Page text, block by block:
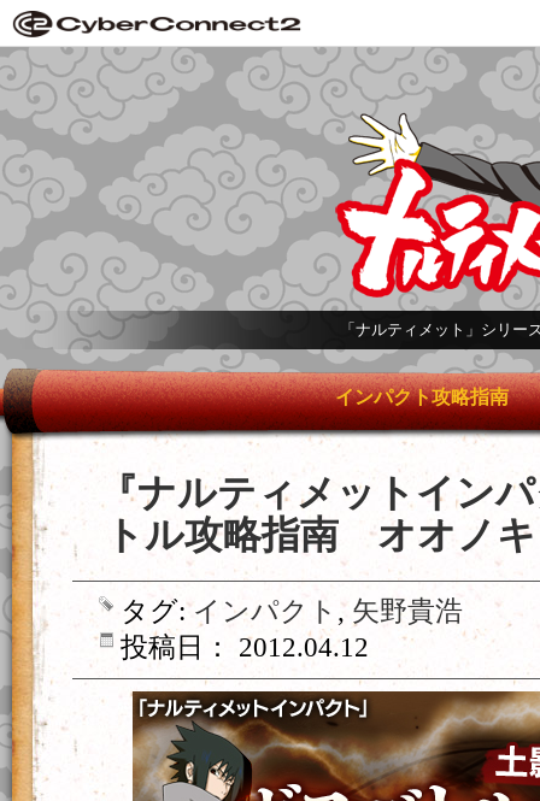
「ナルティメット」シリ
インパクト攻略指南
『ナルティメットイン
トル攻略指南 オオノ
タグ:インパクト , 矢野貴浩
投稿日： 2012.04.12